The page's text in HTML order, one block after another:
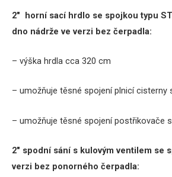
2″ horní sací hrdlo se spojkou typu
dno nádrže ve verzi bez čerpadla:
– výška hrdla cca 320 cm
– umožňuje těsné spojení plnicí cisterny
– umožňuje těsné spojení postřikovače
2″ spodní sání s kulovým ventilem se
verzi bez ponorného čerpadla: